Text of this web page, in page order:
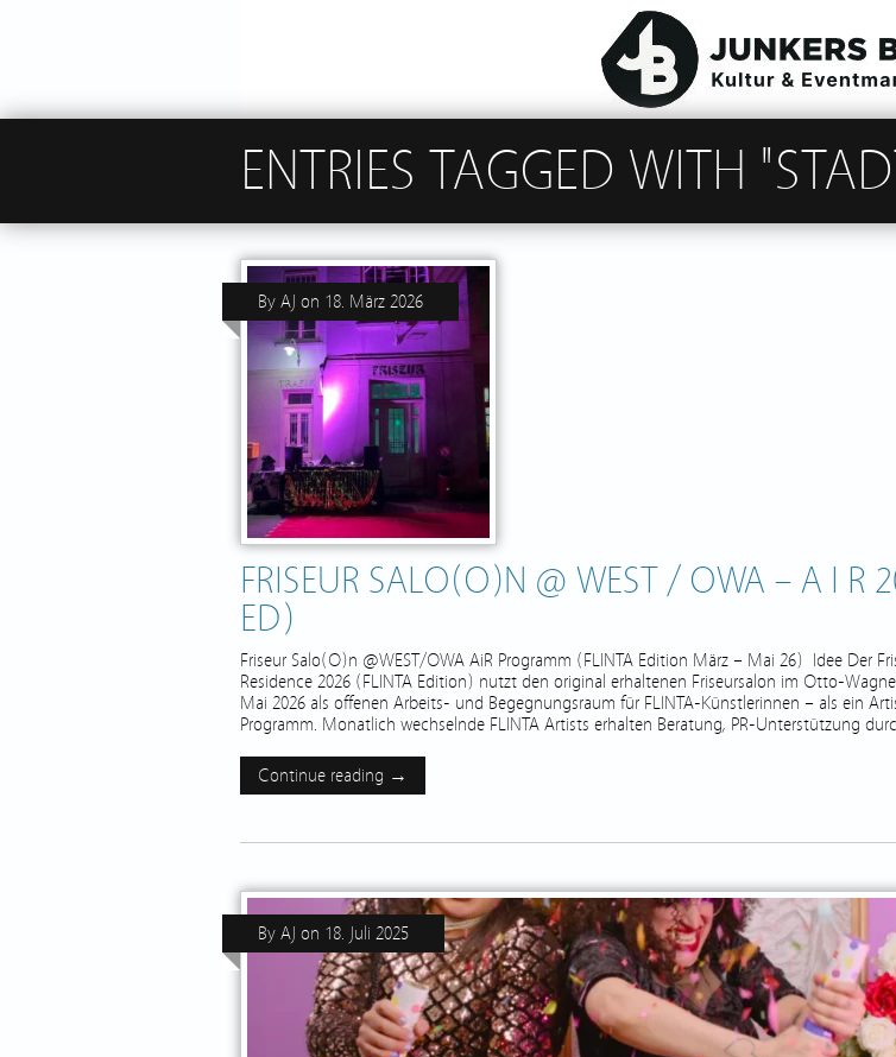
ENTRIES TAGGED WITH
FRISEUR SALO(O)N @ WEST / OWA – A I R
ED)
By AJ on 18. März 2026
Friseur Salo(O)n @WEST/OWA AiR Programm (FLINTA Edition März – Mai 26) Idee Der
Residence 2026 (FLINTA Edition) nutzt den original erhaltenen Friseursalon im Otto-
Mai 2026 als offenen Arbeits- und Begegnungsraum für FLINTA-Künstlerinnen – als ein
Programm. Monatlich wechselnde FLINTA Artists erhalten Beratung, PR-Unterstützung
Continue reading →
By AJ on 18. Juli 2025